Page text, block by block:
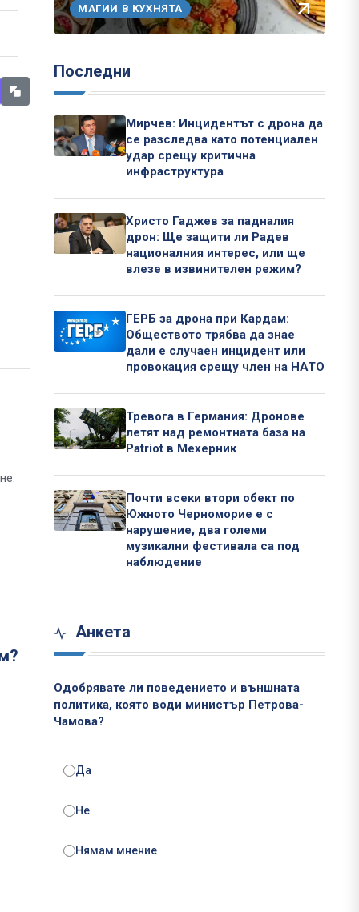
МАГИИ В КУХНЯТА
Последни
Мирчев: Инцидентът с дрона да
се разследва като потенциален
удар срещу критична
инфраструктура
Христо Гаджев за падналия
дрон: Ще защити ли Радев
националния интерес, или ще
влезе в извинителен режим?
ГЕРБ за дрона при Кардам:
Обществото трябва да знае
дали е случаен инцидент или
провокация срещу член на НАТО
Тревога в Германия: Дронове
летят над ремонтната база на
Patriot в Мехерник
Почти всеки втори обект по
Южното Черноморие е с
нарушение, два големи
музикални фестивала са под
наблюдение
Анкета
Одобрявате ли поведението и външната
политика, която води министър Петрова-
Чамова?
Да
Не
Нямам мнение